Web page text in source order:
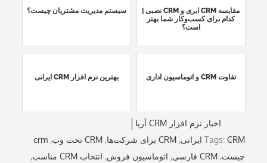
مقایسه CRM ابری و CRM نصبی |
کدام برای کسب‌وکار شما بهتر
است؟
سیستم مدیریت مشتریان چیست؟
تفاوت CRM و اتوماسیون اداری بهترین نرم افزار CRM ایرانی
اخبار نرم افزار CRM آریا
Tags: CRM ایرانی ,CRM برای شرکت‌ها ,CRM تحت وب ,
crm
چیست,CRM فارسی , اتوماسیون فروش, انتخاب CRM مناسب
,